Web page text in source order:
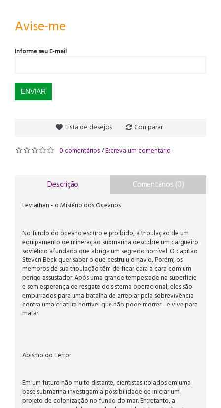
Avise-me
Informe seu E-mail
ENVIAR
Lista de desejos Comparar
0 comentários/Escreva um comentário
Descrição Comentários (0)
Leviathan - o Mistério dos Oceanos
No fundo do oceano escuro e proibido, a tripulação de um
equipamento de mineração submarina descobre um cargueiro
soviético afundado que abriga um segredo horrível. O capitão
Steven Beck quer saber o que destruiu o navio, Porém, os
membros de sua tripulação têm de ficar cara a cara com um
perigo assustador. Após uma grande tempestade na superfície
e sem esperança de resgate do sistema operacional, eles são
empurrados para uma batalha de arrepiar pela sobrevivência
contra uma criatura horrível que não pode morrer - e vive para
matar!
Abismo do Terror
Em um futuro não muito distante, cientistas isolados em uma
base submarina investigam a possibilidade de iniciar um
projeto de colonização no fundo do mar. Entretanto, a